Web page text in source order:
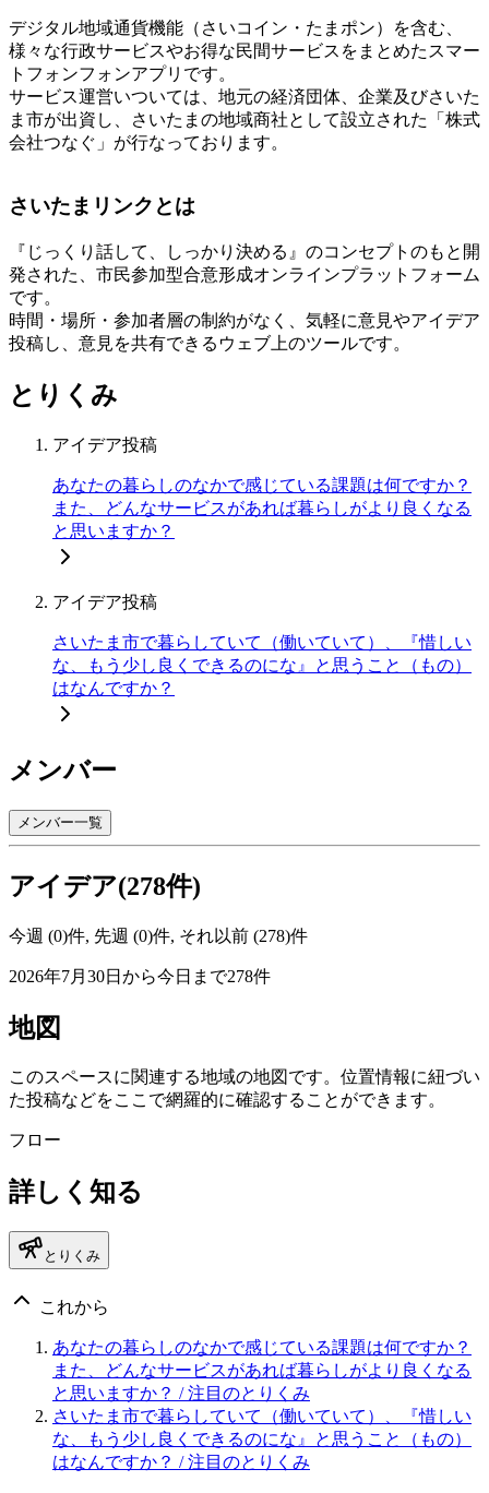
デジタル地域通貨機能（さいコイン・たまポン）を含む、
様々な行政サービスやお得な民間サービスをまとめたスマー
トフォンフォンアプリです。
サービス運営いついては、地元の経済団体、企業及びさいた
ま市が出資し、さいたまの地域商社として設立された「株式
会社つなぐ」が行なっております。
さいたまリンクとは
『じっくり話して、しっかり決める』のコンセプトのもと開
発された、市民参加型合意形成オンラインプラットフォーム
です。
時間・場所・参加者層の制約がなく、気軽に意見やアイデア
投稿し、意見を共有できるウェブ上のツールです。
とりくみ
アイデア投稿
あなたの暮らしのなかで感じている課題は何ですか？
また、どんなサービスがあれば暮らしがより良くなる
と思いますか？
アイデア投稿
さいたま市で暮らしていて（働いていて）、『惜しい
な、もう少し良くできるのにな』と思うこと（もの）
はなんですか？
メンバー
メンバー一覧
アイデア(278件)
今週 (0)件, 先週 (0)件, それ以前 (278)件
2026年7月30日から今日まで278件
地図
このスペースに関連する地域の地図です。位置情報に紐づい
た投稿などをここで網羅的に確認することができます。
フロー
詳しく知る
とりくみ
これから
あなたの暮らしのなかで感じている課題は何ですか？
また、どんなサービスがあれば暮らしがより良くなる
と思いますか？ / 注目のとりくみ
さいたま市で暮らしていて（働いていて）、『惜しい
な、もう少し良くできるのにな』と思うこと（もの）
はなんですか？ / 注目のとりくみ